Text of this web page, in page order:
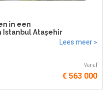
in een
Istanbul Ataşehir
Lees meer »
Vanaf
€ 563 000